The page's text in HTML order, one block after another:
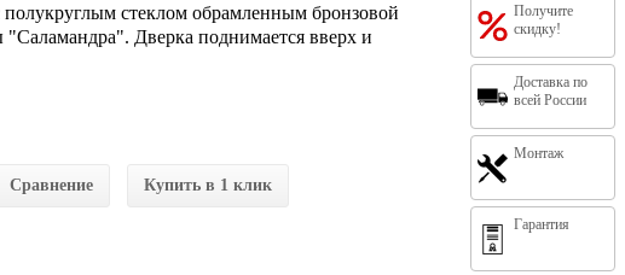
Получите
скидку!
Доставка по
всей России
Монтаж
Гарантия
стеклом обрамленным бронзовой
Дверка поднимается вверх и
Сравнение Купить в 1 клик